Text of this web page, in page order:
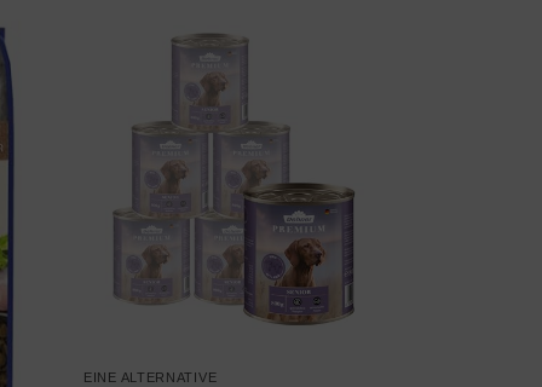
EINE ALTERNATIVE